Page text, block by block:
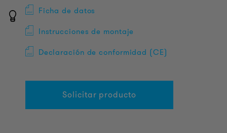
Ficha de datos
Instrucciones de montaje
Declaración de conformidad (CE)
Solicitar producto